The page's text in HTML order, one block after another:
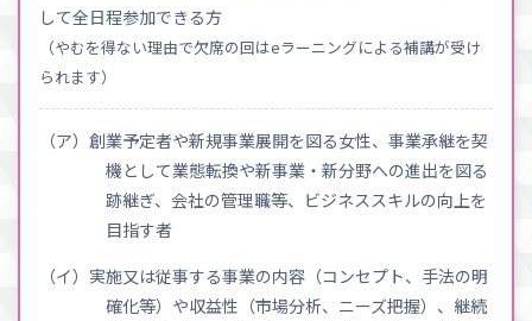
して全日程参加できる方
（やむを得ない理由で欠席の回はeラーニングによる補講が受け
られます）
（ア）創業予定者や新規事業展開を図る女性、事業承継を契
機として業態転換や新事業・新分野への進出を図る
跡継ぎ、会社の管理職等、ビジネススキルの向上を
目指す者
（イ）実施又は従事する事業の内容（コンセプト、手法の明
確化等）や収益性（市場分析、ニーズ把握）、継続